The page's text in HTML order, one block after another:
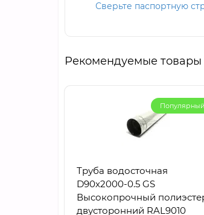
Сверьте паспортную
Рекомендуемые товары
Популярный
Труба водосточная
D90х2000-0.5 GS
Высокопрочный
двусторонний RAL9010